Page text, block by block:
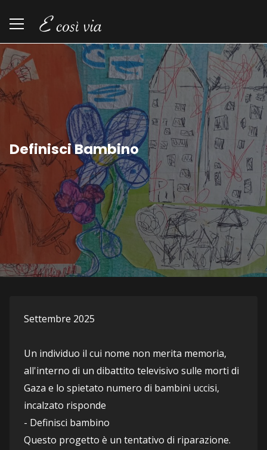
Definisci Bambino
Settembre 2025
Un individuo il cui nome non merita memoria,
all'interno di un dibattito televisivo sulle morti di
Gaza e lo spietato numero di bambini uccisi,
incalzato risponde
- Definisci bambino
Questo progetto è un tentativo di riparazione.